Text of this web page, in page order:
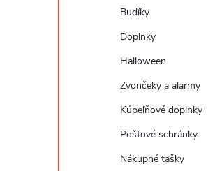
Budíky
Doplnky
Halloween
Zvončeky a alarmy
Kúpeľňové doplnky
Poštové schránky
Nákupné tašky